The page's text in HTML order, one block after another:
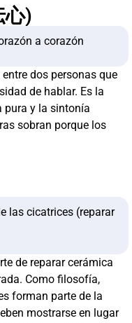
心)
a corazón
dos personas que
de hablar. Es la
pura y la sintonía
sobran porque los
las cicatrices (reparar
de reparar cerámica
Como filosofía,
forman parte de la
mostrarse en lugar